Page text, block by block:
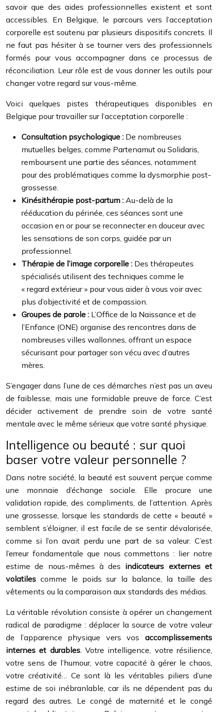
savoir que des aides professionnelles existent et sont
accessibles. En Belgique, le parcours vers l’acceptation
corporelle est soutenu par plusieurs dispositifs concrets. Il
ne faut pas hésiter à se tourner vers des professionnels
formés pour vous accompagner dans ce processus de
réconciliation. Leur rôle est de vous donner les outils pour
changer votre regard sur vous-même.
Voici quelques pistes thérapeutiques disponibles en
Belgique pour travailler sur l’acceptation corporelle :
Consultation psychologique : De nombreuses
mutuelles belges, comme Partenamut ou Solidaris,
remboursent une partie des séances, notamment
pour des problématiques comme la dysmorphie post-
grossesse.
Kinésithérapie post-partum : Au-delà de la
rééducation du périnée, ces séances sont une
occasion en or pour se reconnecter en douceur avec
les sensations de son corps, guidée par un
professionnel.
Thérapie de l’image corporelle : Des thérapeutes
spécialisés utilisent des techniques comme le
« regard extérieur » pour vous aider à vous voir avec
plus d’objectivité et de compassion.
Groupes de parole : L’Office de la Naissance et de
l’Enfance (ONE) organise des rencontres dans de
nombreuses villes wallonnes, offrant un espace
sécurisant pour partager son vécu avec d’autres
mères.
S’engager dans l’une de ces démarches n’est pas un aveu
de faiblesse, mais une formidable preuve de force. C’est
décider activement de prendre soin de votre santé
mentale avec le même sérieux que votre santé physique.
Intelligence ou beauté : sur quoi
baser votre valeur personnelle ?
Dans notre société, la beauté est souvent perçue comme
une monnaie d’échange sociale. Elle procure une
validation rapide, des compliments, de l’attention. Après
une grossesse, lorsque les standards de cette « beauté »
semblent s’éloigner, il est facile de se sentir dévalorisée,
comme si l’on avait perdu une part de sa valeur. C’est
l’erreur fondamentale que nous commettons : lier notre
estime de nous-mêmes à des indicateurs externes et
volatiles comme le poids sur la balance, la taille des
vêtements ou la comparaison aux standards des médias.
La véritable révolution consiste à opérer un changement
radical de paradigme : déplacer la source de votre valeur
de l’apparence physique vers vos accomplissements
internes et durables. Votre intelligence, votre résilience,
votre sens de l’humour, votre capacité à gérer le chaos,
votre créativité… Ce sont là les véritables piliers d’une
estime de soi inébranlable, car ils ne dépendent pas du
regard des autres. Le congé de maternité et le congé